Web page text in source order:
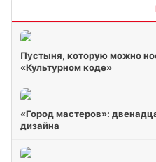
Пустыня, которую можно
«Культурном коде»
«Город мастеров»:
дизайна